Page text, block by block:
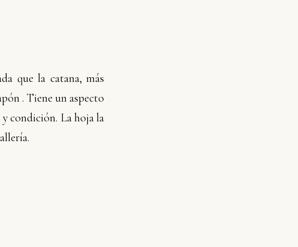
que la catana, más
. Tiene un aspecto
condición. La hoja la